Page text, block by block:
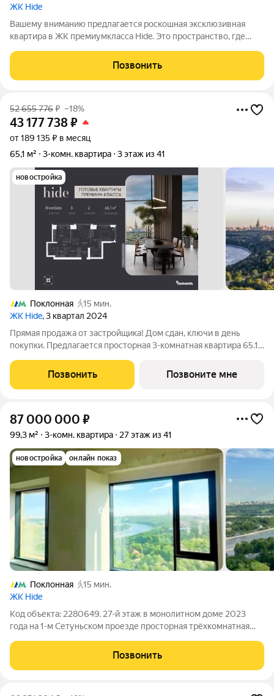
ЖК Hide
Вашему вниманию предлагается роскошная эксклюзивная
квартира в ЖК премиумкласса Hide. Это пространство, где
безупречным сервисом. Квартира выполнена по авторскому
дизайнпроекту с использованием
Позвонить
52 655 776₽ –18%
43 177 738₽
от 189 135 ₽ в месяц
65,1 м²
3-комн. квартира 3 этаж из 41
новостройка
Поклонная
15 мин.
ЖК Hide, 3 квартал 2024
Прямая продажа от застройщика! Дом сдан, ключи в день
покупки. Предлагается просторная 3-комнатная квартира 65.1
небоскребе премиум-класса от Dominanta и MR. ТОП-ВИДЫ
НА 360: Воробьевы горы,
Позвонить Позвоните мне
87 000 000 ₽
99,3 м² 3-комн. квартира 27 этаж из 41
новостройка онлайн показ
Поклонная
15 мин.
ЖК Hide
Код объекта: 2280649. 27-й этаж в монолитном доме 2023
года на 1-м Сетуньском проезде просторная трёхкомнатная
выходящими на улицу. С первых шагов ощущается свет и
воздух: большие окна, высокие
Позвонить